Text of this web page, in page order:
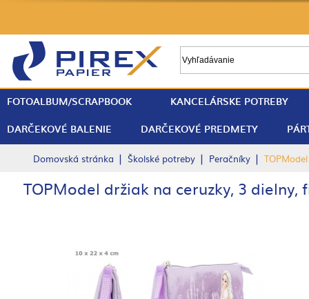
FOTOALBUM/SCRAPBOOK
KANCELÁRSKE POTREBY
DARČEKOVÉ BALENIE
DARČEKOVÉ PREDMETY
Domovská stránka | Školské potreby | Peračníky |
TOPModel držiak na ceruzky, 3 dielny,